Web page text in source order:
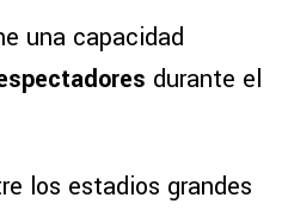
una capacidad
durante el
los estadios grandes